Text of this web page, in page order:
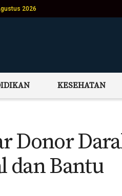
2026
KESEHATAN
Donor
dan Bantu